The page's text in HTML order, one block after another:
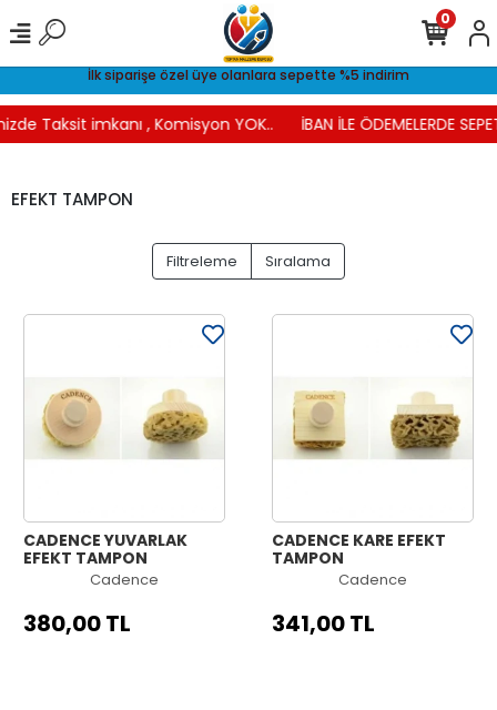
İlk siparişe özel üye olanlara sepette %5 indirim
Taksit imkanı , Komisyon YOK.. İBAN İLE ÖDEMELERDE
0
EFEKT TAMPON
Filtreleme Sıralama
CADENCE YUVARLAK
EFEKT TAMPON
Cadence
380,00 TL
CADENCE KARE EFEKT
TAMPON
Cadence
341,00 TL